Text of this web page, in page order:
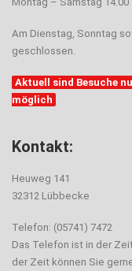
Am Dienstag, Sonntag
geschlossen.
Aktuell sind Besuche
möglich
Kontakt:
Heuweg 141
32312 Lübbecke
Telefon: (05741) 7472
Das Telefon ist in der
der Zeit können Sie